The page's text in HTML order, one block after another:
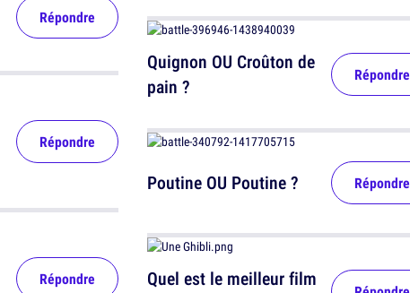
Répondre
Répondre
Répondre
Quignon OU Croûton de
pain ?
Répondre
Poutine OU Poutine ? Répondre
Quel est le meilleur film